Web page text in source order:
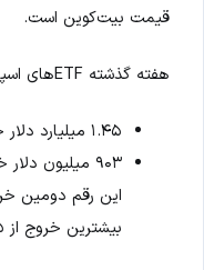
قیمت بیت‌کوین است.
هفته گذشته ETFهای اسپات بیت‌کوین:
۱.۴۵ میلیارد دلار خروج هفتگی
۹۰۳ میلیون دلار خروج در یک روز (پنجشنبه)
بیشترین خروج از ۲۵ فوریه محسوب می‌شود.